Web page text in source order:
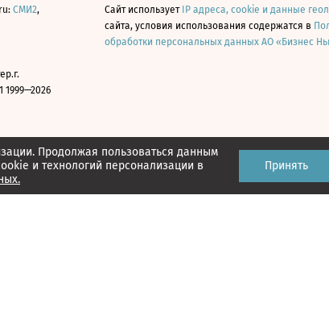
Продолжая пользоваться данным
и технологий персонализации в
Принять
СМИ2,
Сайт использует IP адреса, cookie и данные
сайта, условия использования содержатся в
обработки персональных данных АО «Бизнес